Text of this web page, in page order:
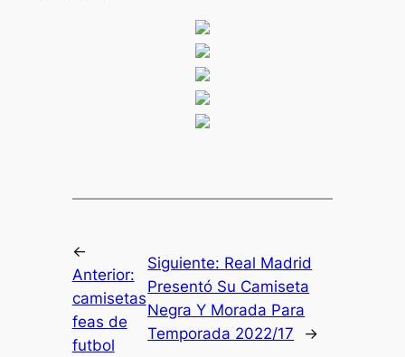
←
Anterior:
camisetas
feas de
futbol
Siguiente: Real Madrid
Presentó Su Camiseta
Negra Y Morada Para
Temporada 2022/17
→